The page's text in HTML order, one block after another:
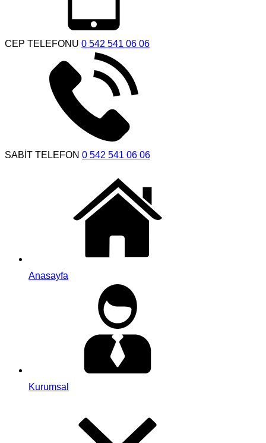
CEP TELEFONU 0 542 541 06 06
SABİT TELEFON 0 542 541 06 06
Anasayfa
Kurumsal